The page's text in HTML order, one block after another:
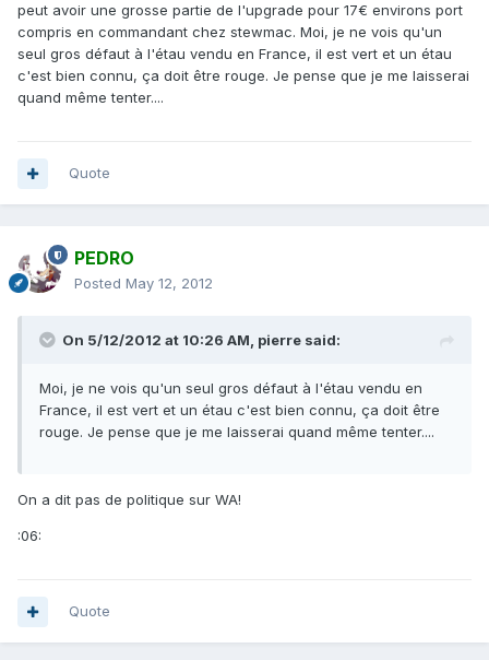
peut avoir une grosse partie de l'upgrade pour 17€ environs port
compris en commandant chez stewmac. Moi, je ne vois qu'un
seul gros défaut à l'étau vendu en France, il est vert et un étau
c'est bien connu, ça doit être rouge. Je pense que je me laisserai
quand même tenter....
Quote
PEDRO
Posted May 12, 2012
On 5/12/2012 at 10:26 AM, pierre said:
Moi, je ne vois qu'un seul gros défaut à l'étau vendu en
France, il est vert et un étau c'est bien connu, ça doit être
rouge. Je pense que je me laisserai quand même tenter....
On a dit pas de politique sur WA!
:06:
Quote